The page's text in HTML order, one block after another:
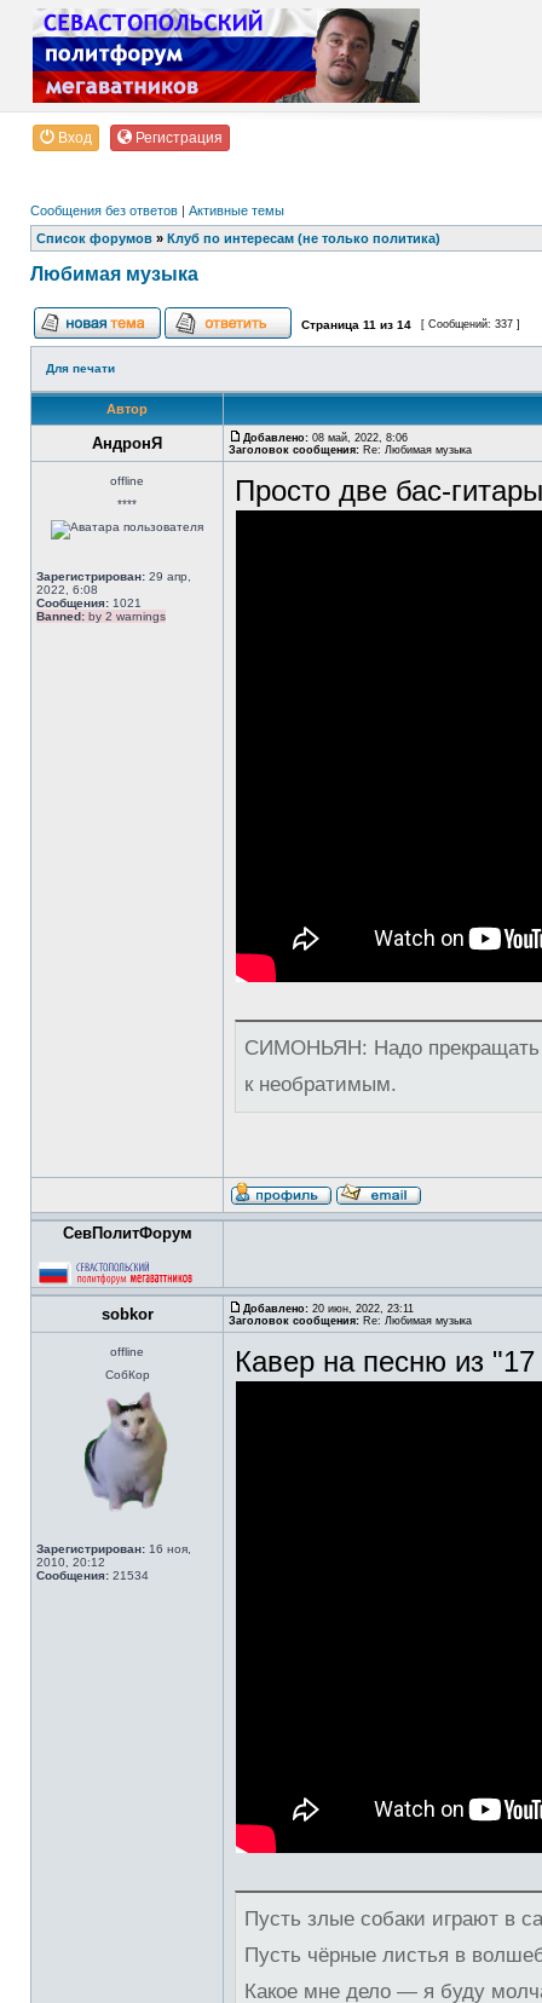
Вход Регистрация
Сообщения без ответов | Активные темы
Список форумов » Клуб по интересам (не только политика)
Любимая музыка
Страница 11 из 14 [ Сообщений: 337 ]
Для печати
Автор
АндронЯ Добавлено: 08 май, 2022, 8:06
Заголовок сообщения: Re: Любимая музыка
offline
****
Зарегистрирован: 29 апр,
2022, 6:08
Сообщения: 1021
Banned: by 2 warnings
Просто две бас-гитары
СИМОНЬЯН: Надо прекращать
к необратимым.
СевПолитФорум
sobkor Добавлено: 20 июн, 2022, 23:11
Заголовок сообщения: Re: Любимая музыка
offline
СобКор
Зарегистрирован: 16 ноя,
2010, 20:12
Сообщения: 21534
Кавер на песню из
Пусть злые собаки играют в
Пусть чёрные листья в
Какое мне дело — я буду